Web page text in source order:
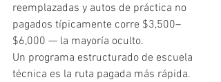
reemplazadas y autos de práctica no
pagados típicamente corre $3,500–
$6,000 — la mayoría oculto.
Un programa estructurado de escuela
técnica es la ruta pagada más rápida.